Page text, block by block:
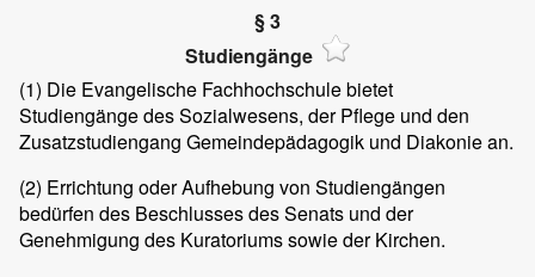
§ 3
Studiengänge
(1) Die Evangelische Fachhochschule bietet
Studiengänge des Sozialwesens, der Pflege und den
Zusatzstudiengang Gemeindepädagogik und Diakonie an.
(2) Errichtung oder Aufhebung von Studiengängen
bedürfen des Beschlusses des Senats und der
Genehmigung des Kuratoriums sowie der Kirchen.